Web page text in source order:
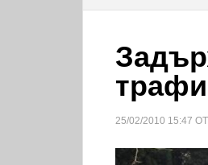
25/02/2010 15:47 ОТ